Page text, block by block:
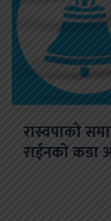
रास्वपाको
राईनको कडा